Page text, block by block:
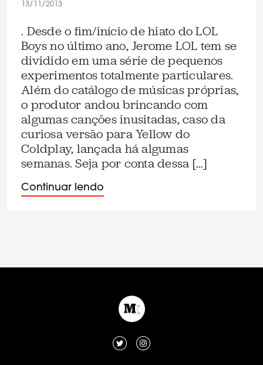
13/11/2013
. Desde o fim/início de hiato do LOL
Boys no último ano, Jerome LOL tem se
dividido em uma série de pequenos
experimentos totalmente particulares.
Além do catálogo de músicas próprias,
o produtor andou brincando com
algumas canções inusitadas, caso da
curiosa versão para Yellow do
Coldplay, lançada há algumas
semanas. Seja por conta dessa […]
Continuar lendo